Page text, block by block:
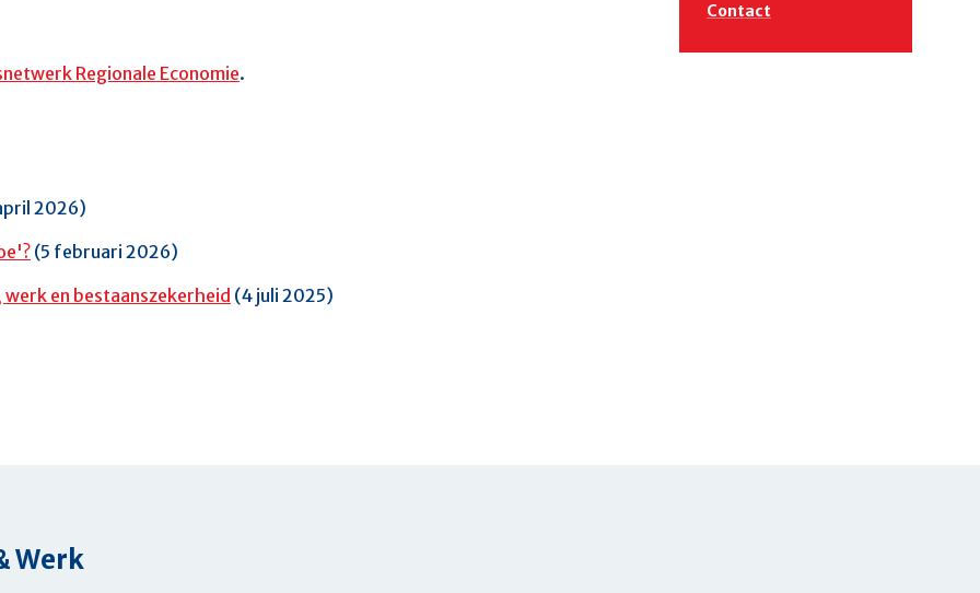
Regionale Economie.
2026)
(5 februari 2026)
en bestaanszekerheid (4 juli 2025)
Contact
Werk